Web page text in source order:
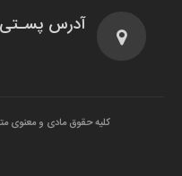
آدرس پسـتی
کلیه حقوق مادی و معنوی